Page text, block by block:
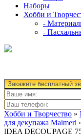
Наборы
Хобби и
-
-
Закажите бесплатный
Хобби и Творчество »
для декупажа Maimeri
IDEA DECOUPAGE